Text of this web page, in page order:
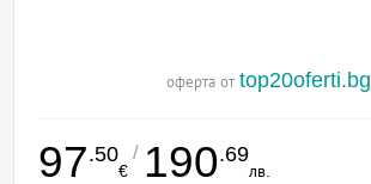
оферта от top20oferti.bg
97.50
€
/ 190.69
лв.